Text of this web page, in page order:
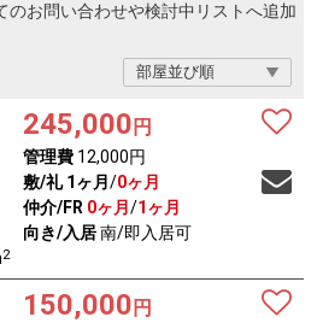
のお問い合わせや検討中リストへ追加
2
245,000 円
管理費12,000円
敷/礼 1ヶ月 /0ヶ月
仲介/FR 0ヶ月 /1ヶ月
向き/入居南/即入居可
150,000 円